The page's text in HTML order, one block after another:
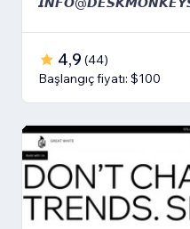
4,9 (44)
Başlangıç fiyatı: $100